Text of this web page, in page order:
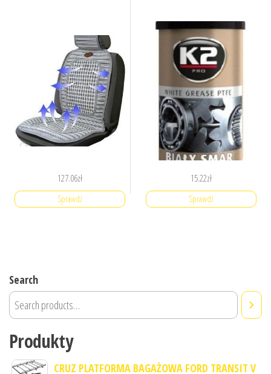
127.06zł
Sprawdź
15.22zł
Sprawdź
Search
Produkty
CRUZ PLATFORMA BAGAŻOWA FORD TRANSIT V